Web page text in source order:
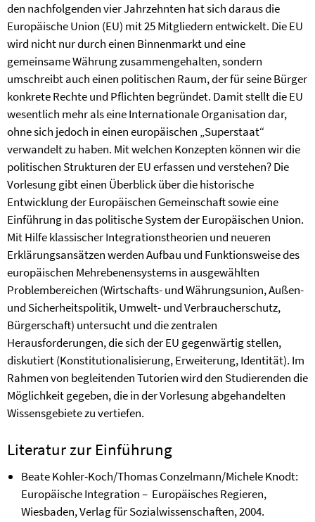
den nachfolgenden vier Jahrzehnten hat sich daraus die
Europäische Union (EU) mit 25 Mitgliedern entwickelt. Die EU
wird nicht nur durch einen Binnenmarkt und eine
gemeinsame Währung zusammengehalten, sondern
umschreibt auch einen politischen Raum, der für seine Bürger
konkrete Rechte und Pflichten begründet. Damit stellt die EU
wesentlich mehr als eine Internationale Organisation dar,
ohne sich jedoch in einen europäischen „Superstaat“
verwandelt zu haben. Mit welchen Konzepten können wir die
politischen Strukturen der EU erfassen und verstehen? Die
Vorlesung gibt einen Überblick über die historische
Entwicklung der Europäischen Gemeinschaft sowie eine
Einführung in das politische System der Europäischen Union.
Mit Hilfe klassischer Integrationstheorien und neueren
Erklärungsansätzen werden Aufbau und Funktionsweise des
europäischen Mehrebenensystems in ausgewählten
Problembereichen (Wirtschafts- und Währungsunion, Außen-
und Sicherheitspolitik, Umwelt- und Verbraucherschutz,
Bürgerschaft) untersucht und die zentralen
Herausforderungen, die sich der EU gegenwärtig stellen,
diskutiert (Konstitutionalisierung, Erweiterung, Identität). Im
Rahmen von begleitenden Tutorien wird den Studierenden die
Möglichkeit gegeben, die in der Vorlesung abgehandelten
Wissensgebiete zu vertiefen.
Literatur zur Einführung
Beate Kohler-Koch/Thomas Conzelmann/Michele Knodt:
Europäische Integration – Europäisches Regieren,
Wiesbaden, Verlag für Sozialwissenschaften, 2004.